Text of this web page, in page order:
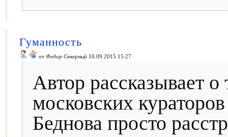
Гуманность
от Федор Северный 10.09.2015 15:27
Автор рассказывает
московских
Беднова просто